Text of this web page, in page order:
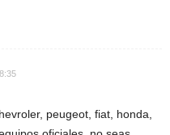
peugeot, fiat, honda,